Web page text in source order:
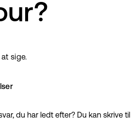
sige.
du har ledt efter? Du kan skrive til